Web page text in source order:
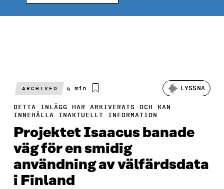
ARCHIVED
Beräknad
4 min LYSSNA
DETTA INLÄGG HAR ARKIVERATS OCH KAN
INNEHÅLLA INAKTUELLT INFORMATION
Projektet Isaacus banade
väg för en smidig
användning av välfärdsdata
i Finland